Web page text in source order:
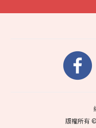
版權所有